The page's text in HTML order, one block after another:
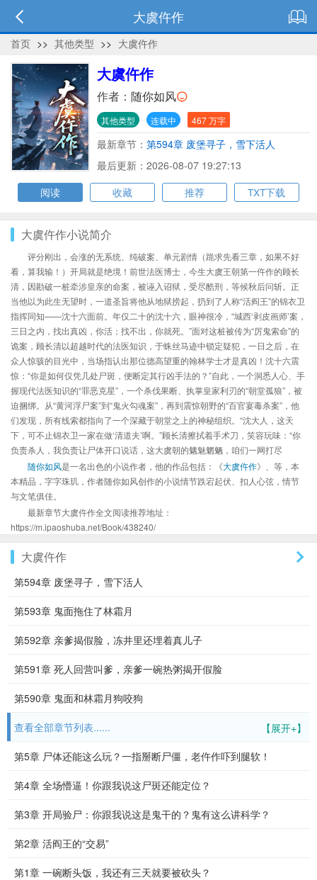
大虞仵作
首页 >> 其他类型 >> 大虞仵作
大虞仵作
作者： 随你如风
其他类型 连载中 467 万字
最新章节： 第594章 废堡寻子，雪下活人
最后更新：2026-08-07 19:27:13
阅读
收藏 推荐 TXT下载
大虞仵作小说简介
评分刚出，会涨的无系统、纯破案、单元剧情（跪求先看三章，如果不好
看，算我输！）开局就是绝境！前世法医博士，今生大虞王朝第一仵作的顾长
清，因勘破一桩牵涉皇亲的命案，被诬入诏狱，受尽酷刑，等候秋后问斩。正
当他以为此生无望时，一道圣旨将他从地狱捞起，扔到了人称“活阎王”的锦衣卫
指挥同知——沈十六面前。年仅二十的沈十六，眼神很冷，“城西‘剥皮画师’案，
三日之内，找出真凶，你活；找不出，你就死。”面对这桩被传为“厉鬼索命”的
诡案，顾长清以超越时代的法医知识，于蛛丝马迹中锁定疑犯，一日之后，在
众人惊骇的目光中，当场指认出那位德高望重的翰林学士才是真凶！沈十六震
惊：“你是如何仅凭几处尸斑，便断定其行凶手法的？”自此，一个洞悉人心、手
握现代法医知识的“罪恶克星”，一个杀伐果断、执掌皇家利刃的“朝堂孤狼”，被
迫捆绑。从“黄河浮尸案”到“鬼火勾魂案”，再到震惊朝野的“百官宴毒杀案”，他
们发现，所有线索都指向了一个深藏于朝堂之上的神秘组织。“沈大人，这天
下，可不止锦衣卫一家在做‘清道夫’啊。”顾长清擦拭着手术刀，笑容玩味：“你
负责杀人，我负责让尸体开口说话，这大虞朝的魑魅魍魉，咱们一网打尽
随你如风是一名出色的小说作者，他的作品包括：《大虞仵作》、等，本
本精品，字字珠玑，作者随你如风创作的小说情节跌宕起伏、扣人心弦，情节
与文笔俱佳。
最新章节大虞仵作全文阅读推荐地址：
https://m.ipaoshuba.net/Book/438240/
大虞仵作
第594章 废堡寻子，雪下活人
第593章 鬼面拖住了林霜月
第592章 亲爹揭假脸，冻井里还埋着真儿子
第591章 死人回营叫爹，亲爹一碗热粥揭开假脸
第590章 鬼面和林霜月狗咬狗
【展开+】
查看全部章节列表......
第5章 尸体还能这么玩？一指掰断尸僵，老仵作吓到腿软！
第4章 全场懵逼！你跟我说这尸斑还能定位？
第3章 开局验尸：你跟我说这是鬼干的？鬼有这么讲科学？
第2章 活阎王的“交易”
第1章 一碗断头饭，我还有三天就要被砍头？